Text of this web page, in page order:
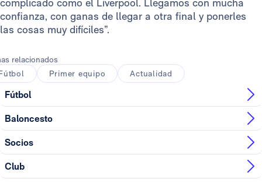
complicado como el Liverpool. Llegamos con mucha
confianza, con ganas de llegar a otra final y ponerles
las cosas muy difíciles”.
relacionados
Primer equipo Actualidad
Fútbol
Baloncesto
Socios
Club